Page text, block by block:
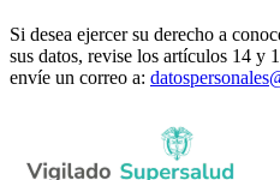
Si desea ejercer su derecho a
sus datos, revise los artículos 14 y
envíe un correo a: